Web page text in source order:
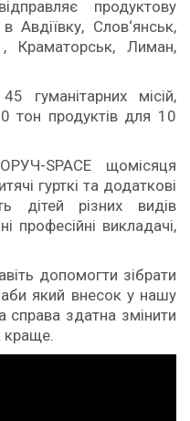
продуктову
Слов‘янськ,
Краматорськ, Лиман,
гуманітарних місій,
тон продуктів для 10
SPAСE щомісяця
гурткі та додаткові
дітей різних видів
професійні викладачі,
допомогти зібрати
який внесок у нашу
справа здатна змінити
краще.